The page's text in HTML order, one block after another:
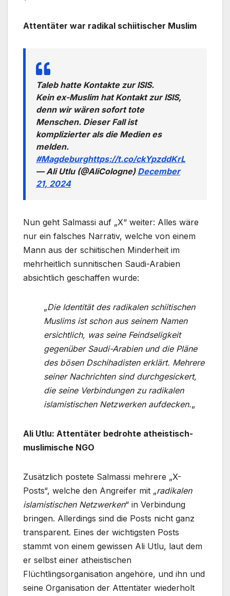
Attentäter war radikal schiitischer Muslim
Taleb hatte Kontakte zur ISIS.
Kein ex-Muslim hat Kontakt zur ISIS,
denn wir wären sofort tote
Menschen. Dieser Fall ist
komplizierter als die Medien es
melden.
#Magdeburghttps://t.co/ckYpzddKrL
— Ali Utlu (@AliCologne) December
21, 2024
Nun geht Salmassi auf „X“ weiter: Alles wäre
nur ein falsches Narrativ, welche von einem
Mann aus der schiitischen Minderheit im
mehrheitlich sunnitischen Saudi-Arabien
absichtlich geschaffen wurde:
„Die Identität des radikalen schiitischen
Muslims ist schon aus seinem Namen
ersichtlich, was seine Feindseligkeit
gegenüber Saudi-Arabien und die Pläne
des bösen Dschihadisten erklärt. Mehrere
seiner Nachrichten sind durchgesickert,
die seine Verbindungen zu radikalen
islamistischen Netzwerken aufdecken.„
Ali Utlu: Attentäter bedrohte atheistisch-
muslimische NGO
Zusätzlich postete Salmassi mehrere „X-
Posts“, welche den Angreifer mit „radikalen
islamistischen Netzwerken“ in Verbindung
bringen. Allerdings sind die Posts nicht ganz
transparent. Eines der wichtigsten Posts
stammt von einem gewissen Ali Utlu, laut dem
er selbst einer atheistischen
Flüchtlingsorganisation angehöre, und ihn und
seine Organisation der Attentäter wiederholt